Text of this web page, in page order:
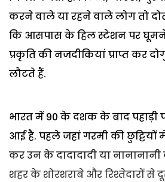
करने वाले या रहने वाले लोग तो
कि आसपास के हिल स्टेशन पर
प्रकृति की नजदीकियां प्राप्त कर
लौटते हैं.
भारत में 90 के दशक के बाद पहाड़ी
आई है. पहले जहां गरमी की छुट्टियों
कर उन के दादादादी या
शहर के शोरशराबे और रिश्तेदारों से